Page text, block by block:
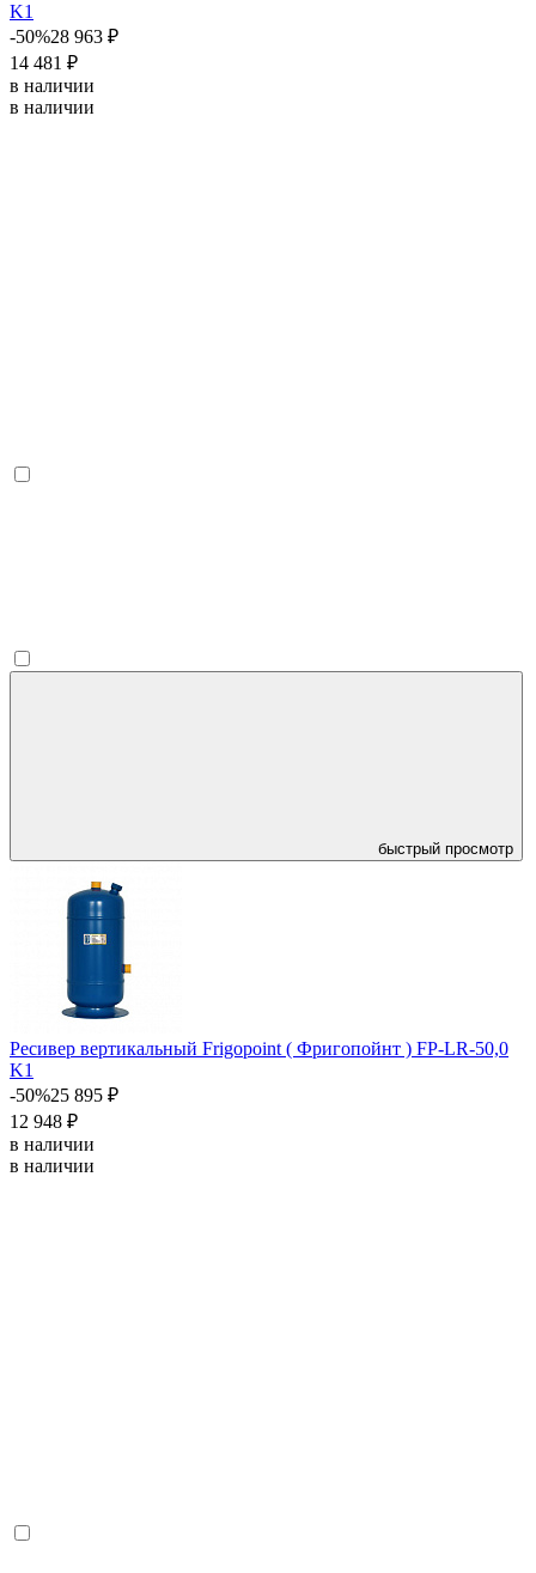
K1
-50%28 963 ₽
14 481 ₽
в наличии
в наличии
быстрый просмотр
Ресивер вертикальный Frigopoint ( Фригопойнт ) FP-LR-50,0
K1
-50%25 895 ₽
12 948 ₽
в наличии
в наличии